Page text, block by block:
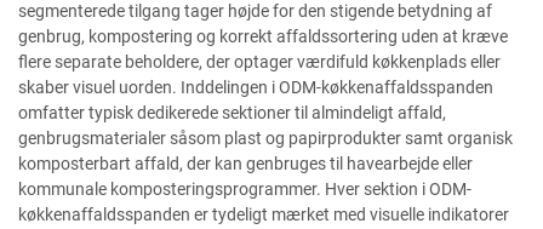
segmenterede tilgang tager højde for den stigende betydning af
genbrug, kompostering og korrekt affaldssortering uden at kræve
flere separate beholdere, der optager værdifuld køkkenplads eller
skaber visuel uorden. Inddelingen i ODM-køkkenaffaldsspanden
omfatter typisk dedikerede sektioner til almindeligt affald,
genbrugsmaterialer såsom plast og papirprodukter samt organisk
komposterbart affald, der kan genbruges til havearbejde eller
kommunale komposteringsprogrammer. Hver sektion i ODM-
køkkenaffaldsspanden er tydeligt mærket med visuelle indikatorer